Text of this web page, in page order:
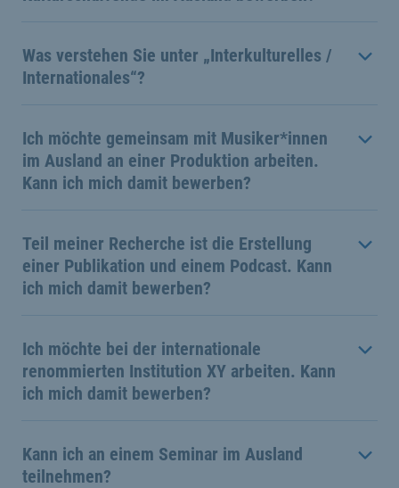
Was verstehen Sie unter „Interkulturelles /
Internationales“?
Ich möchte gemeinsam mit Musiker*innen
im Ausland an einer Produktion arbeiten.
Kann ich mich damit bewerben?
Teil meiner Recherche ist die Erstellung
einer Publikation und einem Podcast. Kann
ich mich damit bewerben?
Ich möchte bei der internationale
renommierten Institution XY arbeiten. Kann
ich mich damit bewerben?
Kann ich an einem Seminar im Ausland
teilnehmen?